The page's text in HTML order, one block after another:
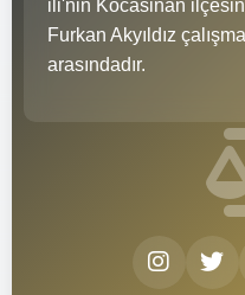
ili'nin Kocasinan
Furkan Akyıldız
arasındadır.